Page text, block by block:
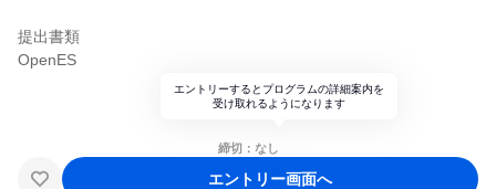
提出書類
OpenES
エントリーするとプログラムの詳細案内を
受け取れるようになります
締切：なし
エントリー画面へ